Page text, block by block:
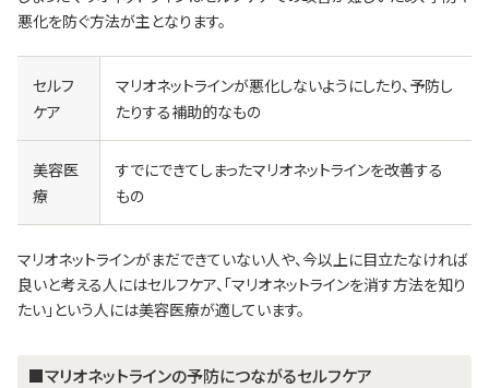
悪化を防ぐ方法が主となります。
セルフ
ケア
マリオネットラインが悪化しないようにしたり、予防し
たりする補助的なもの
美容医
療
すでにできてしまったマリオネットラインを改善する
もの
マリオネットラインがまだできていない人や、今以上に目立たなければ
良いと考える人にはセルフケア、「マリオネットラインを消す方法を知り
たい」という人には美容医療が適しています。
■マリオネットラインの予防につながるセルフケア